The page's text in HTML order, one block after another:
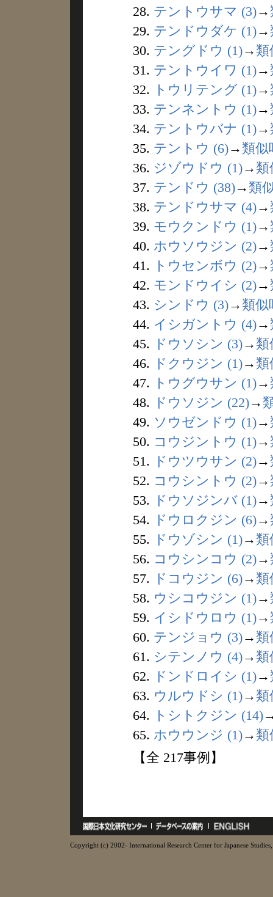
28. テントウサマ (3)→
29. テンドウダケ (1)→
30. テングドウ (1)→ 類
31. テントウイワ (1)→
32.
トウリテング (1)→
33. テンネントウ (1)→
34. テントウバナ (1)→
35. テントウ (6)→ 類似
36. ジゾウドウ (1)→ 類
37. テンドウ (38)→ 類
38. テンドウサマ (4)→
39. モウクンドウ (1)→
40. ホウソウジン (2)→
41.
トウセンボウ (2)→
42. モンドウイシ (2)→
43. シンドウ (3)→ 類似
44. イシガントウ (4)→
45.
ドウソシン (3)→ 類
46.
ドクウジン (1)→ 類
47.
トウグウサン (1)→
48.
ドウソジン (22)→
49. ソウゼンドウ (1)→
50. コウジントウ (1)→
51.
ドウツウサン (2)→
52. コウシントウ (2)→
53.
ドウソジンバ (1)→
54.
ドウロクジン (6)→
55.
ドウゾシン (1)→ 類
56. コウシンコウ (2)→
57.
ドコウジン (6)→ 類
58. ウシコウジン (1)→
59. イシドウロウ (1)→
60. テンジョウ (3)→ 類
61. シテンノウ (4)→ 類
62.
ドンドロイシ (1)→
63. ウルウドシ (1)→ 類
64.
トシトクジン (14)
65. ホウウンジ (1)→ 類
【全 217事例】
Copyright (c) 2002- International Research Center for Japanese